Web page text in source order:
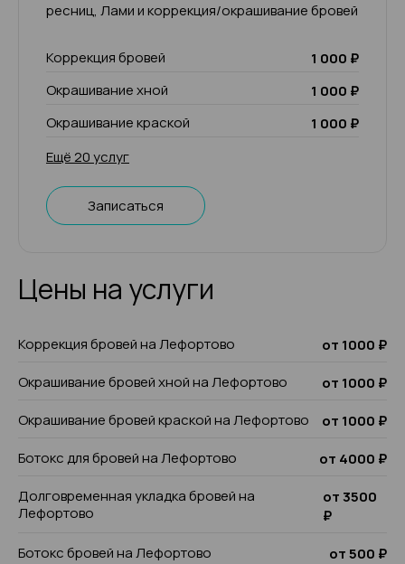
ресниц, Лами и коррекция/окрашивание бровей
Коррекция бровей
1 000 ₽
Окрашивание хной
1 000 ₽
Окрашивание краской
1 000 ₽
Ещё 20 услуг
Записаться
Цены на услуги
Коррекция бровей на Лефортово
от 1000 ₽
Окрашивание бровей хной на Лефортово
от 1000 ₽
Окрашивание бровей краской на Лефортово
от 1000 ₽
Ботокс для бровей на Лефортово
от 4000 ₽
Долговременная укладка бровей на
Лефортово
от 3500
₽
Ботокс бровей на Лефортово
от 500 ₽